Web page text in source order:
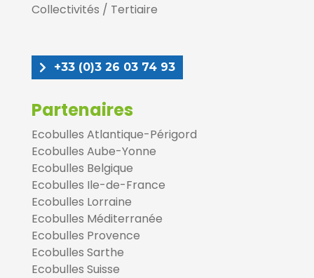
Collectivités / Tertiaire
+33 (0)3 26 03 74 93
Partenaires
Ecobulles Atlantique-Périgord
Ecobulles Aube-Yonne
Ecobulles Belgique
Ecobulles Ile-de-France
Ecobulles Lorraine
Ecobulles Méditerranée
Ecobulles Provence
Ecobulles Sarthe
Ecobulles Suisse